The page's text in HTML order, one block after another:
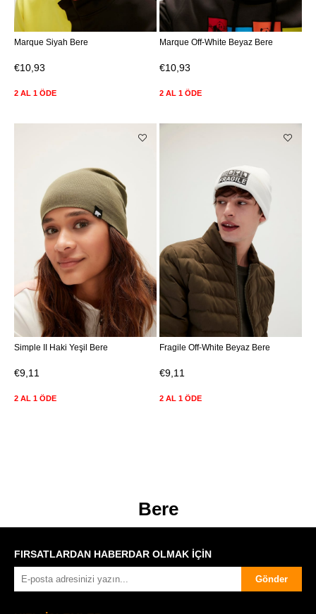
Marque Siyah Bere
€10,93
2 AL 1 ÖDE
Marque Off-White Beyaz Bere
€10,93
2 AL 1 ÖDE
Simple II Haki Yeşil Bere
€9,11
2 AL 1 ÖDE
Fragile Off-White Beyaz Bere
€9,11
2 AL 1 ÖDE
Bere
FIRSATLARDAN HABERDAR OLMAK İÇİN
Gönder